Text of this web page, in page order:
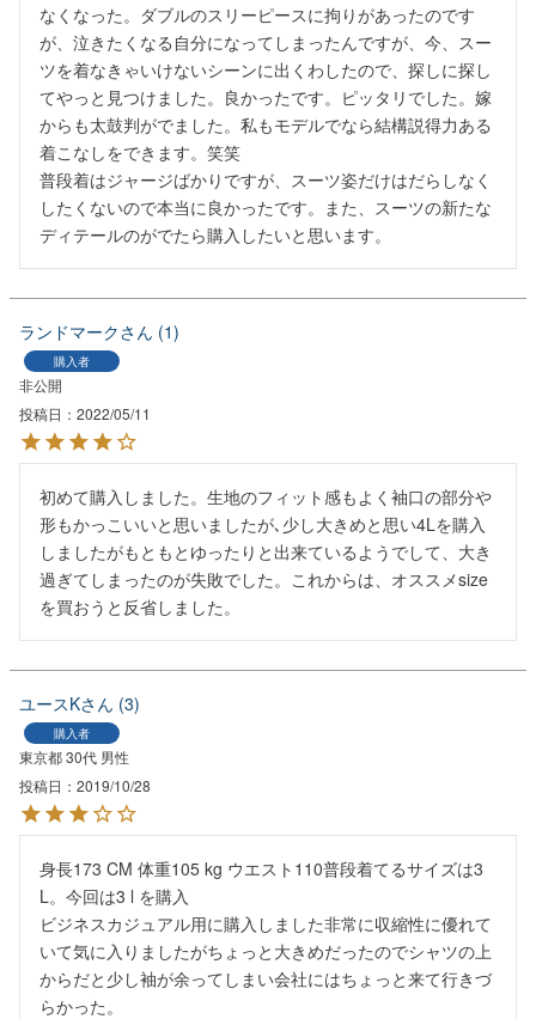
なくなった。ダブルのスリーピースに拘りがあったのです
が、泣きたくなる自分になってしまったんですが、今、スー
ツを着なきゃいけないシーンに出くわしたので、探しに探し
てやっと見つけました。良かったです。ピッタリでした。嫁
からも太鼓判がでました。私もモデルでなら結構説得力ある
着こなしをできます。笑笑
普段着はジャージばかりですが、スーツ姿だけはだらしなく
したくないので本当に良かったです。また、スーツの新たな
ディテールのがでたら購入したいと思います。
ランドマーク 1
購入者
非公開
投稿日
2022/05/11
初めて購入しました。生地のフィット感もよく袖口の部分や
形もかっこいいと思いましたが､少し大きめと思い4Lを購入
しましたがもともとゆったりと出来ているようでして、大き
過ぎてしまったのが失敗でした。これからは、オススメsize
を買おうと反省しました。
ユースK 3
購入者
東京都30代 男性
投稿日
2019/10/28
身長173 CM 体重105 kg ウエスト110普段着てるサイズは3
L。今回は3 l を購入
ビジネスカジュアル用に購入しました非常に収縮性に優れて
いて気に入りましたがちょっと大きめだったのでシャツの上
からだと少し袖が余ってしまい会社にはちょっと来て行きづ
らかった。